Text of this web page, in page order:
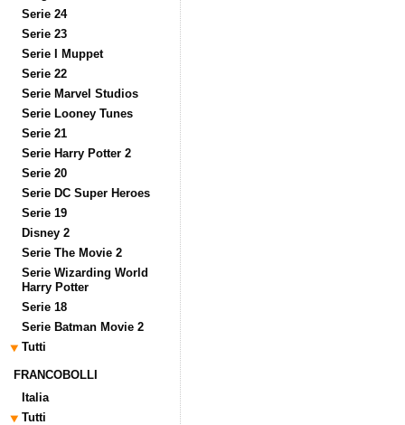
Serie 24
Serie 23
Serie I Muppet
Serie 22
Serie Marvel Studios
Serie Looney Tunes
Serie 21
Serie Harry Potter 2
Serie 20
Serie DC Super Heroes
Serie 19
Disney 2
Serie The Movie 2
Serie Wizarding World
Harry Potter
Serie 18
Serie Batman Movie 2
Tutti
FRANCOBOLLI
Italia
Tutti